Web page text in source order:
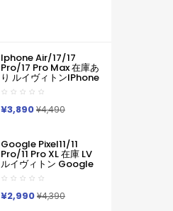
Iphone Air/17/17
Pro/17 Pro Max 在庫あ
り ルイヴィトンiPhone
Air 17pro Max 16 15
Pro Maxケース手帳型
ブランドグッチカード
入れ IPhone17 16 15 14
Iphone11 12 13 14 手帳
型ケース メンズ本革製
スマホケース アイフォ
ン15 14 13 Pro Max 手
帳 携帯ケース
¥3,890¥4,490
Google Pixel11/11
Pro/11 Pro XL 在庫 LV
ルイヴィトン Google
Pixel 11 10 Pro 9a 6 7a
8 9pro Iphone 16 17
Pro Max Galaxy S26
ケースハイブランド フ
¥2,990¥4,390